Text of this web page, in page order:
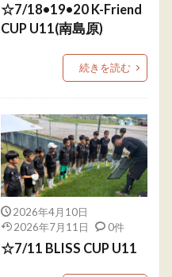
☆7/18•19•20 K-Friend
CUP U11(南島原)
続きを読む
2026年4月10日
2026年7月11日
0件
☆7/11 BLISS CUP U11